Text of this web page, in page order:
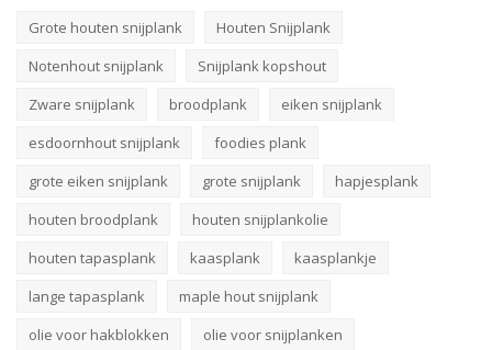
Grote houten snijplank
Houten Snijplank
Notenhout snijplank
Snijplank kopshout
Zware snijplank
broodplank
eiken snijplank
esdoornhout snijplank
foodies plank
grote eiken snijplank
grote snijplank
hapjesplank
houten broodplank
houten snijplankolie
houten tapasplank
kaasplank
kaasplankje
lange tapasplank
maple hout snijplank
olie voor hakblokken
olie voor snijplanken